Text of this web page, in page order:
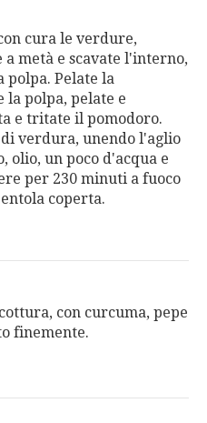
cura le verdure,
metà e scavate l'interno,
polpa. Pelate la
la polpa, pelate e
e tritate il pomodoro.
verdura, unendo l'aglio
olio, un poco d'acqua e
per 230 minuti a fuoco
coperta.
con curcuma, pepe
finemente.